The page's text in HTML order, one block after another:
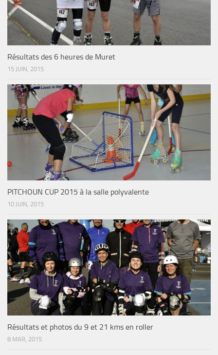
Résultats des 6 heures de Muret
15 JUIN, 2015
PITCHOUN CUP 2015 à la salle polyvalente
10 JUIN, 2015
Résultats et photos du 9 et 21 kms en roller
8 MAR, 2015